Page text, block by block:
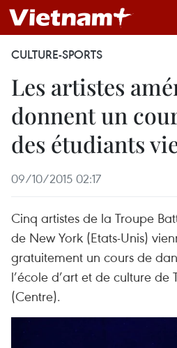
CULTURE-SPORTS
Les artistes
donnent un
des étudiants
09/10/2015 02:17
Cinq artistes de la Troupe
de New York (Etats-Unis)
gratuitement un cours de
l’école d’art et de culture de
(Centre).